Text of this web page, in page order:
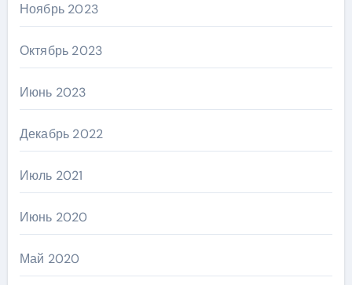
Ноябрь 2023
Октябрь 2023
Июнь 2023
Декабрь 2022
Июль 2021
Июнь 2020
Май 2020